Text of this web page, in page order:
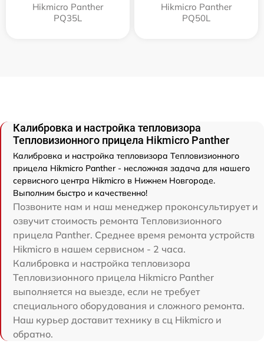
Hikmicro Panther
PQ35L
Hikmicro Panther
PQ50L
Калибровка и настройка тепловизора
Тепловизионного прицела Hikmicro Panther
Калибровка и настройка тепловизора Тепловизионного
прицела Hikmicro Panther - несложная задача для нашего
сервисного центра Hikmicro в Нижнем Новгороде.
Выполним быстро и качественно!
Позвоните нам и наш менеджер проконсультирует и
озвучит стоимость ремонта Тепловизионного
прицела Panther. Среднее время ремонта устройств
Hikmicro в нашем сервисном - 2 часа.
Калибровка и настройка тепловизора
Тепловизионного прицела Hikmicro Panther
выполняется на выезде, если не требует
специального оборудования и сложного ремонта.
Наш курьер доставит технику в сц Hikmicro и
обратно.